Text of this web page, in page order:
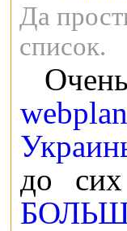
Да
список.
до